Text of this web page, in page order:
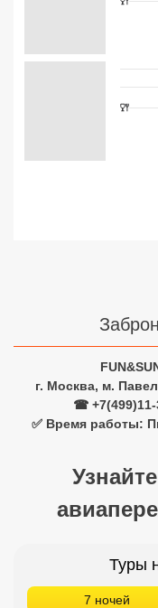
г. Москва, м.
☎ +7(499)11-
✅ Время работы:
Туры
7 ночей
Сетевые отели Египта
Сетевые отели ОАЭ
Сетевые отели Бали
Сетевые отели
Сетевые отели